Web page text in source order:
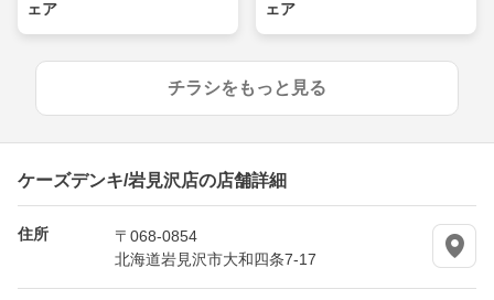
ェア
ェア
チラシをもっと見る
ケーズデンキ/岩見沢店の店舗詳細
住所
〒068-0854
北海道岩見沢市大和四条7-17